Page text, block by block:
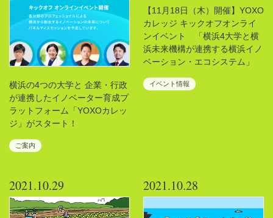
横浜の4つの大学と 企業・行政
が連携したイノベーター育成プ
ラットフォーム「YOXOカレッ
ジ」がスタート！
ご案内
【11月18日（木）開催】YOXO
カレッジ キックオフオンライ
ンイベント 「横浜4大学と横
浜未来機構が連携する横浜イノ
ベーション・エコシステム」
イベント情報
2021.10.29 2021.10.28